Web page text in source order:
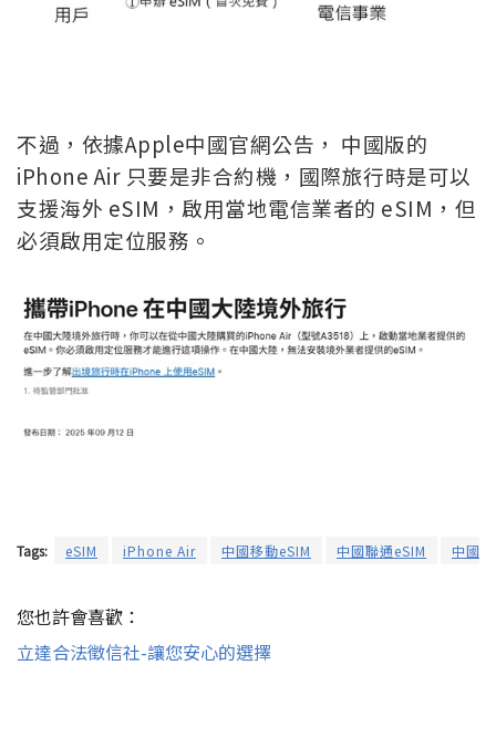
不過，依據Apple中國官網公告， 中國版的
iPhone Air 只要是非合約機，國際旅行時是可以
支援海外 eSIM，啟用當地電信業者的 eSIM，但
必須啟用定位服務。
Tags: eSIM iPhone Air 中國移動eSIM 中國聯通eSIM 中國
您也許會喜歡：
立達合法徵信社-讓您安心的選擇